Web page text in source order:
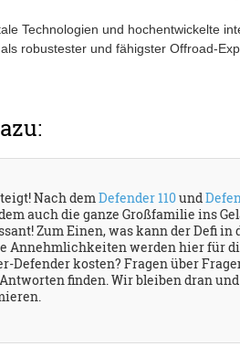
Technologien und hochentwickelte
robustester und fähigster Offroad-
Nach demDefender 110und
auch die ganze Großfamilie ins
Zum Einen, was kann der Defi in
Annehmlichkeiten werden hier für
Defender kosten? Fragen über
finden. Wir bleiben dran